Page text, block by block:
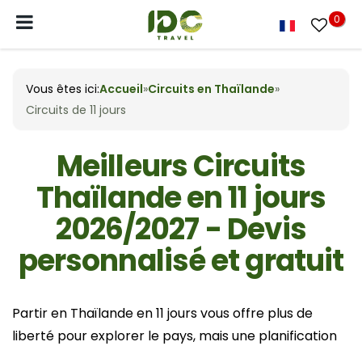
0
Vous êtes ici:Accueil»Circuits en Thaïlande»
Circuits de 11 jours
Meilleurs Circuits
Thaïlande en 11 jours
2026/2027 - Devis
personnalisé et gratuit
Partir en Thaïlande en 11 jours vous offre plus de
liberté pour explorer le pays, mais une planification